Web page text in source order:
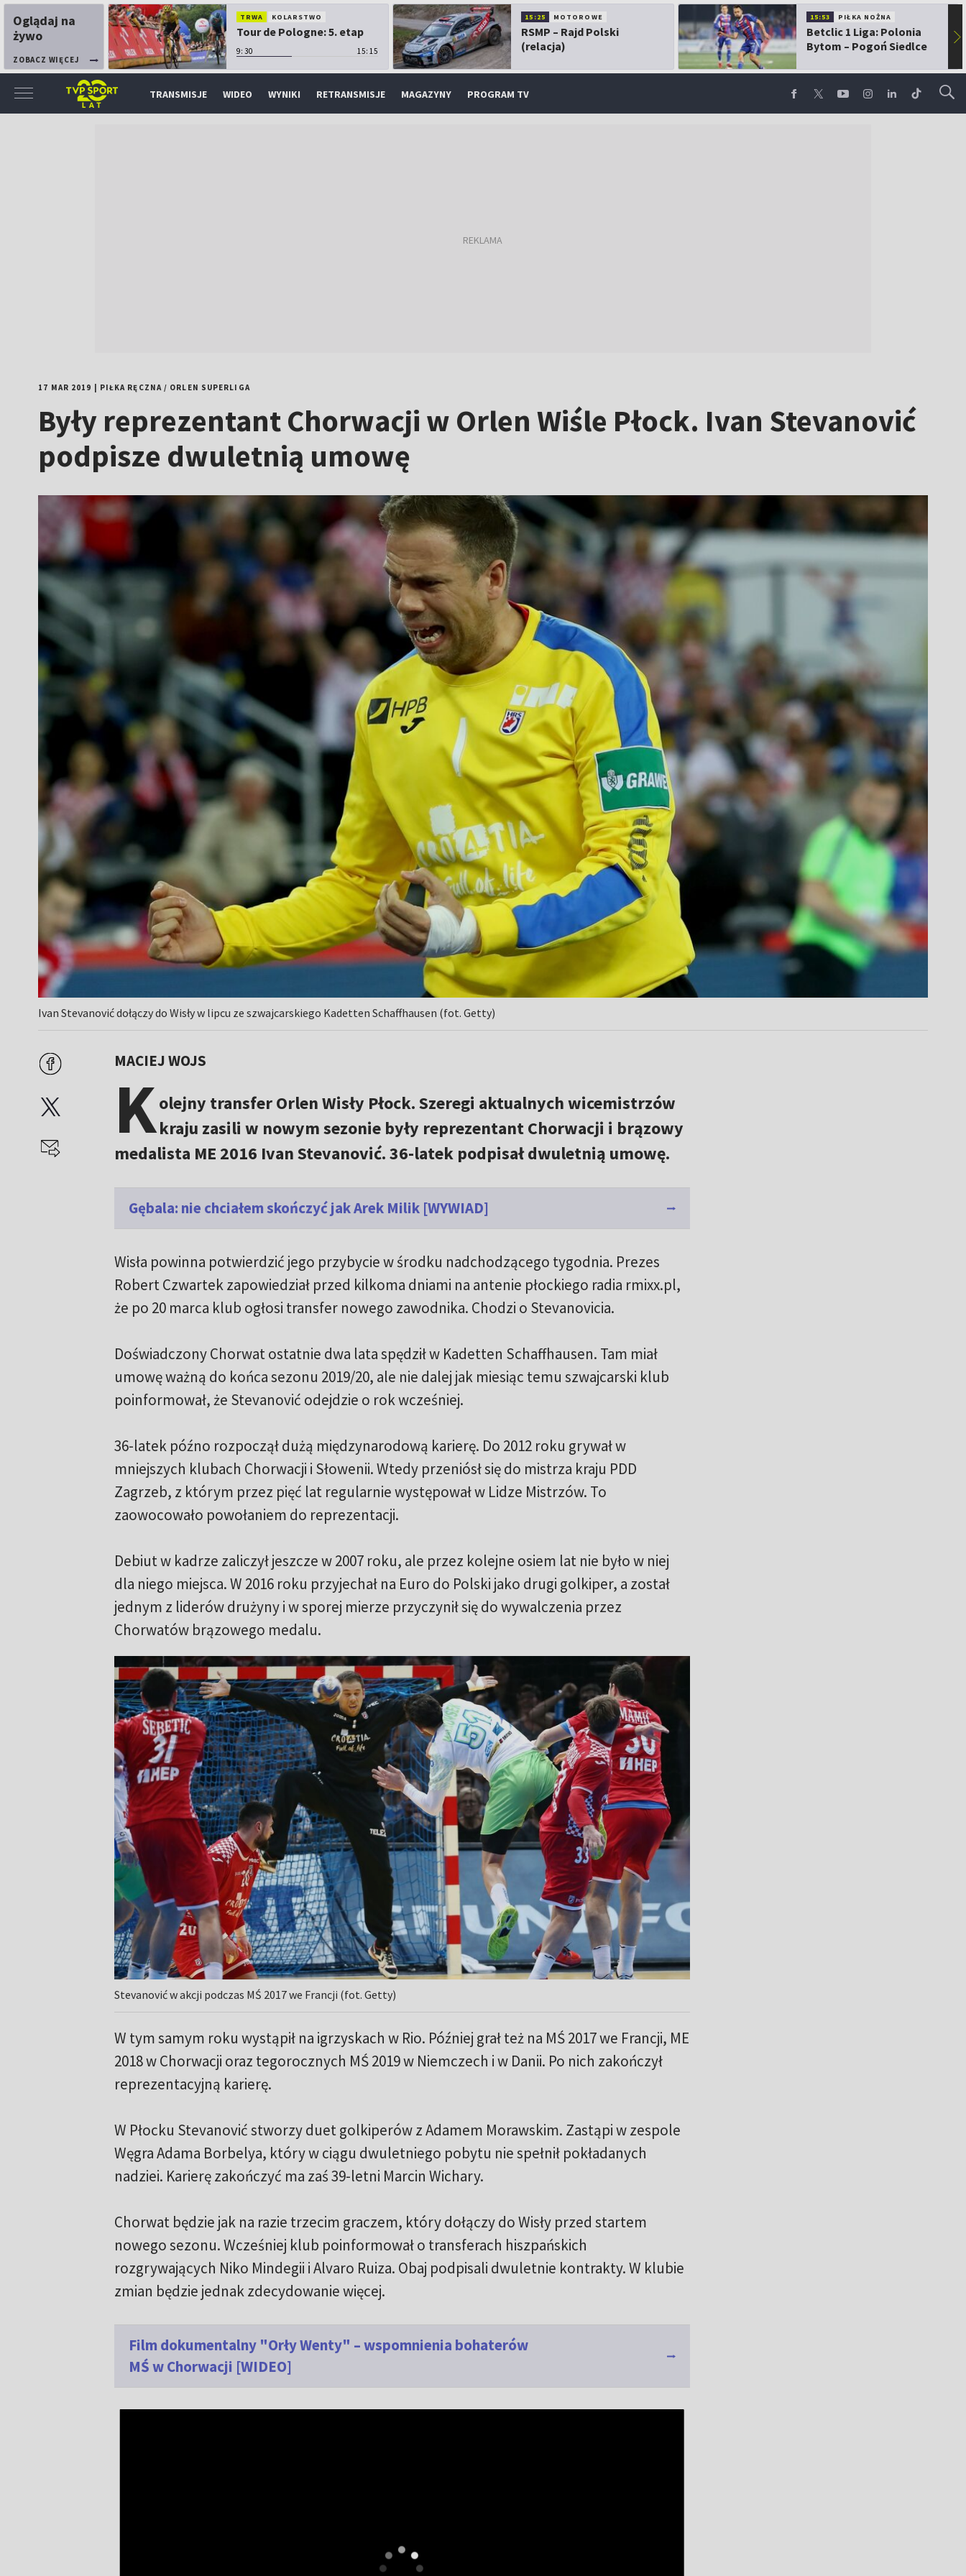
Oglądaj na
żywo
ZOBACZ WIĘCEJ
TRWA KOLARSTWO
Tour de Pologne: 5. etap
9:30 15:15
15:25 MOTOROWE
RSMP – Rajd Polski
(relacja)
15:53 PIŁKA NOŻNA
Betclic 1 Liga: Polonia
Bytom – Pogoń Siedlce
▶
TRANSMISJE WIDEO WYNIKI RETRANSMISJE MAGAZYNY PROGRAM TV
17 MAR 2019 PIŁKA RĘCZNA/ ORLEN SUPERLIGA
Były reprezentant Chorwacji w Orlen Wiśle Płock. Ivan Stevanović
podpisze dwuletnią umowę
Ivan Stevanović dołączy do Wisły w lipcu ze szwajcarskiego Kadetten Schaffhausen (fot. Getty)
MACIEJ WOJS
Kolejny transfer Orlen Wisły Płock. Szeregi aktualnych wicemistrzów
kraju zasili w nowym sezonie były reprezentant Chorwacji i brązowy
medalista ME 2016 Ivan Stevanović. 36-latek podpisał dwuletnią umowę.
Gębala: nie chciałem skończyć jak Arek Milik [WYWIAD]
Wisła powinna potwierdzić jego przybycie w środku nadchodzącego tygodnia. Prezes
Robert Czwartek zapowiedział przed kilkoma dniami na antenie płockiego radia rmixx.pl,
że po 20 marca klub ogłosi transfer nowego zawodnika. Chodzi o Stevanovicia.
Doświadczony Chorwat ostatnie dwa lata spędził w Kadetten Schaffhausen. Tam miał
umowę ważną do końca sezonu 2019/20, ale nie dalej jak miesiąc temu szwajcarski klub
poinformował, że Stevanović odejdzie o rok wcześniej.
36-latek późno rozpoczął dużą międzynarodową karierę. Do 2012 roku grywał w
mniejszych klubach Chorwacji i Słowenii. Wtedy przeniósł się do mistrza kraju PDD
Zagrzeb, z którym przez pięć lat regularnie występował w Lidze Mistrzów. To
zaowocowało powołaniem do reprezentacji.
Debiut w kadrze zaliczył jeszcze w 2007 roku, ale przez kolejne osiem lat nie było w niej
dla niego miejsca. W 2016 roku przyjechał na Euro do Polski jako drugi golkiper, a został
jednym z liderów drużyny i w sporej mierze przyczynił się do wywalczenia przez
Chorwatów brązowego medalu.
Stevanović w akcji podczas MŚ 2017 we Francji (fot. Getty)
W tym samym roku wystąpił na igrzyskach w Rio. Później grał też na MŚ 2017 we Francji, ME
2018 w Chorwacji oraz tegorocznych MŚ 2019 w Niemczech i w Danii. Po nich zakończył
reprezentacyjną karierę.
W Płocku Stevanović stworzy duet golkiperów z Adamem Morawskim. Zastąpi w zespole
Węgra Adama Borbelya, który w ciągu dwuletniego pobytu nie spełnił pokładanych
nadziei. Karierę zakończyć ma zaś 39-letni Marcin Wichary.
Chorwat będzie jak na razie trzecim graczem, który dołączy do Wisły przed startem
nowego sezonu. Wcześniej klub poinformował o transferach hiszpańskich
rozgrywających Niko Mindegii i Alvaro Ruiza. Obaj podpisali dwuletnie kontrakty. W klubie
zmian będzie jednak zdecydowanie więcej.
Film dokumentalny "Orły Wenty" – wspomnienia bohaterów
MŚ w Chorwacji [WIDEO]